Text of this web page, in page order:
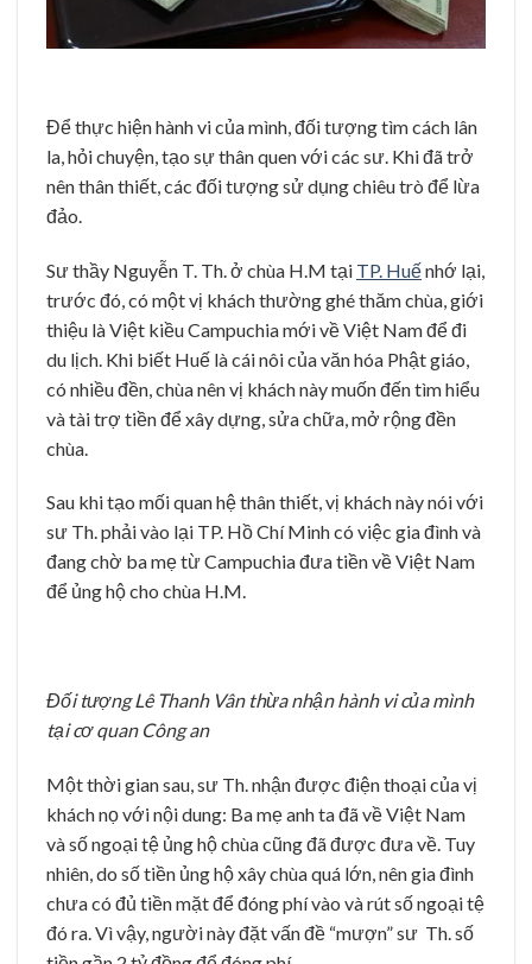
Để thực hiện hành vi của mình, đối tượng tìm cách lân
la, hỏi chuyện, tạo sự thân quen với các sư. Khi đã trở
nên thân thiết, các đối tượng sử dụng chiêu trò để lừa
đảo.
Sư thầy Nguyễn T. Th. ở chùa H.M tại TP. Huếnhớ lại,
trước đó, có một vị khách thường ghé thăm chùa, giới
thiệu là Việt kiều Campuchia mới về Việt Nam để đi
du lịch. Khi biết Huế là cái nôi của văn hóa Phật giáo,
có nhiều đền, chùa nên vị khách này muốn đến tìm hiểu
và tài trợ tiền để xây dựng, sửa chữa, mở rộng đền
chùa.
Sau khi tạo mối quan hệ thân thiết, vị khách này nói với
sư Th. phải vào lại TP. Hồ Chí Minh có việc gia đình và
đang chờ ba mẹ từ Campuchia đưa tiền về Việt Nam
để ủng hộ cho chùa H.M.
Đối tượng Lê Thanh Vân thừa nhận hành vi của mình
tại cơ quan Công an
Một thời gian sau, sư Th. nhận được điện thoại của vị
khách nọ với nội dung: Ba mẹ anh ta đã về Việt Nam
và số ngoại tệ ủng hộ chùa cũng đã được đưa về. Tuy
nhiên, do số tiền ủng hộ xây chùa quá lớn, nên gia đình
chưa có đủ tiền mặt để đóng phí vào và rút số ngoại tệ
đó ra. Vì vậy, người này đặt vấn đề “mượn” sư Th. số